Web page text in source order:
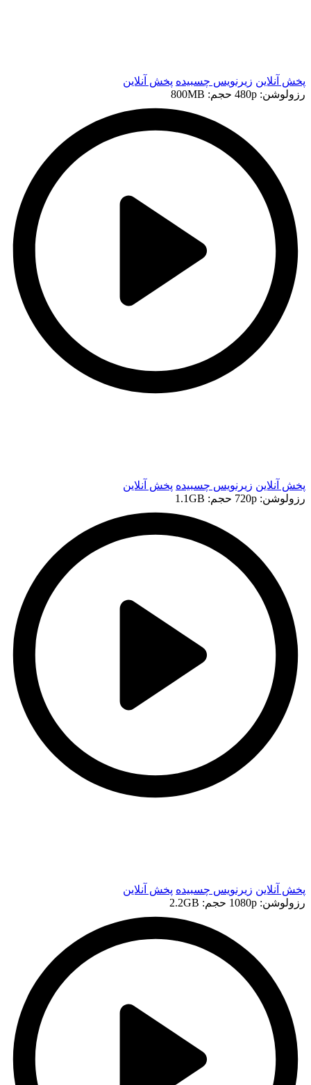
پخش آنلاین زیرنویس چسبیده پخش آنلاین
رزولوشن: 480p
حجم: 800MB
پخش آنلاین زیرنویس چسبیده پخش آنلاین
رزولوشن: 720p
حجم: 1.1GB
پخش آنلاین زیرنویس چسبیده پخش آنلاین
رزولوشن: 1080p
حجم: 2.2GB